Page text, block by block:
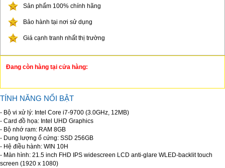
Sản phẩm 100% chính hãng
Bảo hành tại nơi sử dụng
Giá cạnh tranh nhất thị trường
Đang còn hàng tại cửa hàng:
TÍNH NĂNG NỔI BẬT
- Bộ vi xử lý: Intel Core i7-9700 (3.0GHz, 12MB)
- Card đồ họa: Intel UHD Graphics
- Bộ nhớ ram: RAM 8GB
- Dung lượng ổ cứng: SSD 256GB
- Hệ điều hành: WIN 10H
- Màn hình: 21.5 inch FHD IPS widescreen LCD anti-glare WLED-backlit touch
screen (1920 x 1080)